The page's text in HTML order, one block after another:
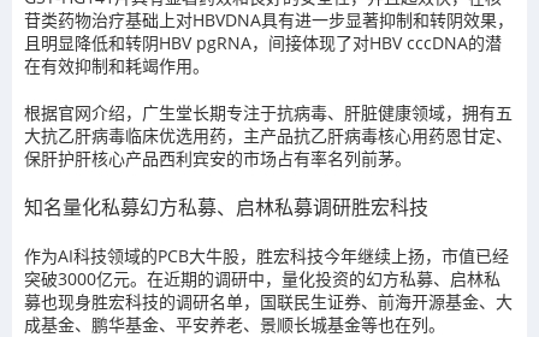
苷类药物治疗基础上对HBVDNA具有进一步显著抑制和转阴效果，
且明显降低和转阴HBV pgRNA，间接体现了对HBV cccDNA的潜
在有效抑制和耗竭作用。
根据官网介绍，广生堂长期专注于抗病毒、肝脏健康领域，拥有五
大抗乙肝病毒临床优选用药，主产品抗乙肝病毒核心用药恩甘定、
保肝护肝核心产品西利宾安的市场占有率名列前茅。
知名量化私募幻方私募、启林私募调研胜宏科技
作为AI科技领域的PCB大牛股，胜宏科技今年继续上扬，市值已经
突破3000亿元。在近期的调研中，量化投资的幻方私募、启林私
募也现身胜宏科技的调研名单，国联民生证券、前海开源基金、大
成基金、鹏华基金、平安养老、景顺长城基金等也在列。